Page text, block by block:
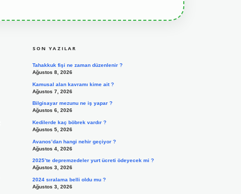
SON YAZILAR
Tahakkuk fişi ne zaman düzenlenir ?
Ağustos 8, 2026
Kamusal alan kavramı kime ait ?
Ağustos 7, 2026
Bilgisayar mezunu ne iş yapar ?
Ağustos 6, 2026
Kedilerde kaç böbrek vardır ?
Ağustos 5, 2026
Avanos’dan hangi nehir geçiyor ?
Ağustos 4, 2026
2025’te depremzedeler yurt ücreti ödeyecek mi ?
Ağustos 3, 2026
2024 sıralama belli oldu mu ?
Ağustos 3, 2026